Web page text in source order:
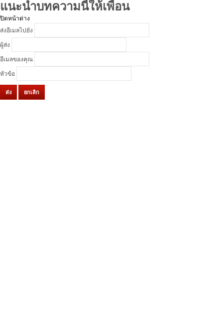
แนะนำบทความนี้ให้เพื่อน
ปิดหน้าต่าง
ส่งอีเมลไปยัง
ผู้ส่ง
อีเมลของคุณ
หัวข้อ
ส่ง ยกเลิก